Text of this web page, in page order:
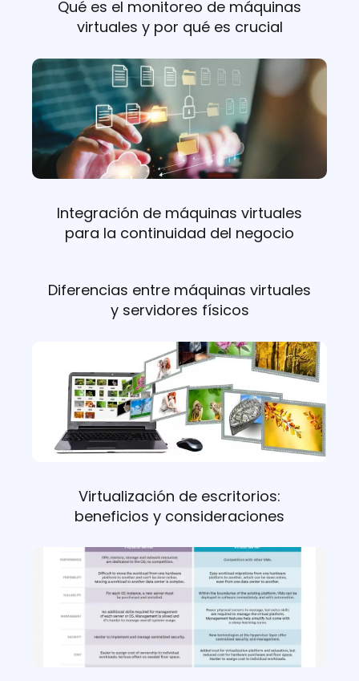
Qué es el monitoreo de máquinas
virtuales y por qué es crucial
Integración de máquinas virtuales
para la continuidad del negocio
Diferencias entre máquinas virtuales
y servidores físicos
Virtualización de escritorios:
beneficios y consideraciones